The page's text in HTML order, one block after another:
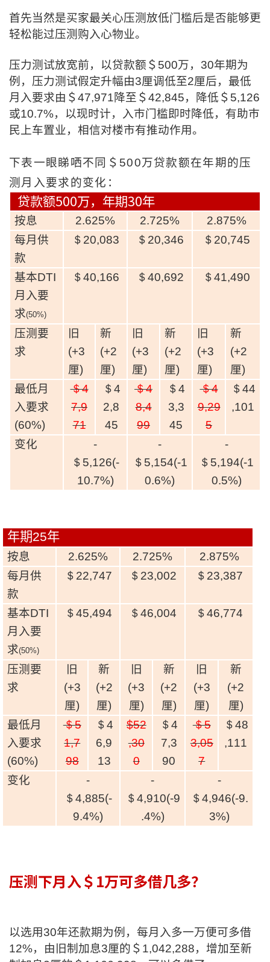
新闻/研究
公司动态
按市新闻
统计数据库
按揭快趣智识
按揭智库
楼按专栏
按揭百科
实时银行资讯
装修·保险优惠
免费装修转介服务
装修设计专栏
火险、家居、宠物保险
保险资讯专栏
联络我们
网上申请按揭转介
私隐政策
本网页所提供资料仅作参考用途。
若因错漏而引致任何不便或损失，中原按揭概不负责。
本网站采用无障碍网页设计，如有任何问题，可查询：
2889 2886 / cmb@mail.centanet.com
中原地产 网上搵楼
中原工商铺
© 2026 中原按揭经纪有限公司 Centaline Mortgage Broker Limited 版权所有
条款及细则
私隐政策声明
首先当然是买家最关心压测放低门槛后是否能够更
轻松能过压测购入心物业。
压力测试放宽前，以贷款额＄500万，30年期为
例，压力测试假定升幅由3厘调低至2厘后，最低
月入要求由＄47,971降至＄42,845，降低＄5,126
或10.7%，以现时计，入巿门槛即时降低，有助巿
民上车置业，相信对楼市有推动作用。
下表一眼睇哂不同＄500万贷款额在年期的压
测月入要求的变化：
贷款额500万，年期30年
按息 2.625% 2.725%
2.875%
每月供
款
＄20,083 ＄20,346 ＄20,745
基本DTI
月入要
求(50%)
＄40,166 ＄40,692 ＄41,490
压测要
求
旧
(+3
厘)
新
(+2
厘)
旧
(+3
厘)
新
(+2
厘)
旧
(+3
厘)
新
(+2
厘)
最低月
入要求
(60%)
＄4
7,9
71
＄4
2,8
45
＄4
8,4
99
＄4
3,3
45
＄4
9,29
5
＄44
,101
变化
-
＄5,126(-
10.7%)
-
＄5,154(-1
0.6%)
-
＄5,194(-1
0.5%)
年期25年
按息 2.625% 2.725%
2.875%
每月供
款
＄22,747 ＄23,002 ＄23,387
基本DTI
月入要
求(50%)
＄45,494 ＄46,004 ＄46,774
压测要
求
旧
(+3
厘)
新
(+2
厘)
旧
(+3
厘)
新
(+2
厘)
旧
(+3
厘)
新
(+2
厘)
最低月
入要求
(60%)
＄5
1,7
98
＄4
6,9
13
$52
,30
0
＄4
7,3
90
＄5
3,05
7
＄48
,111
变化
-
＄4,885(-
9.4%)
-
＄4,910(-9
.4%)
-
＄4,946(-9.
3%)
压测下月入＄1万可多借几多？
以选用30年还款期为例，每月入多一万便可多借
12%，由旧制加息3厘的＄1,042,288，增加至新